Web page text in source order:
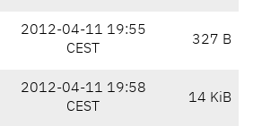
2012-04-11 19:55
CEST
327 B
2012-04-11 19:58
CEST
14 KiB